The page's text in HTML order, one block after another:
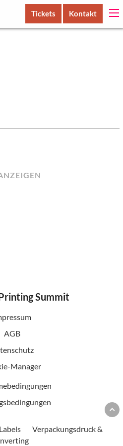
Tickets Kontakt
Summit
AGB
Manager
Verpackungsdruck &